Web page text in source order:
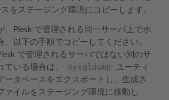
をステージング環境にコピーします。
、Plesk で管理される同一サーバ上でホ
、以下の手順でコピーしてください。
で管理されるサーバではない別のサ
ている場合は、
mysqldump
ユーティ
ータベースをエクスポートし、生成さ
ァイルをステージング環境に移動し